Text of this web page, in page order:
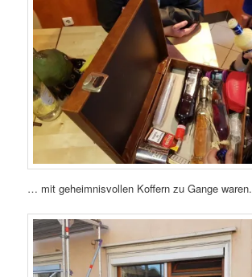
… mit geheimnisvollen Koffern zu Gange waren.